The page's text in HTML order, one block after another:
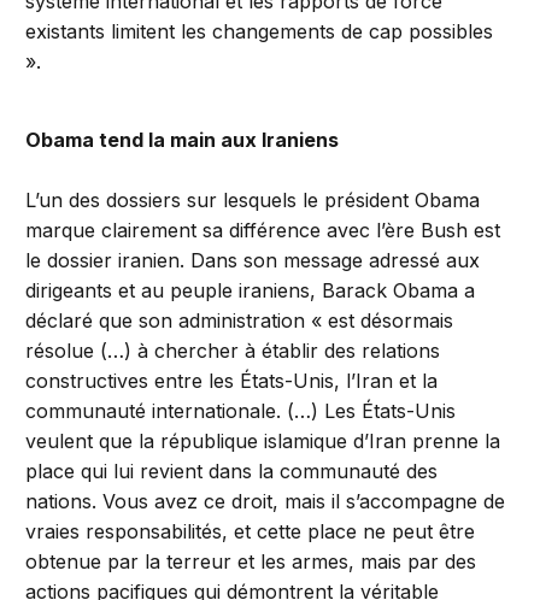
existants limitent les changements de cap possibles
».
Obama tend la main aux Iraniens
L’un des dossiers sur lesquels le président Obama
marque clairement sa différence avec l’ère Bush est
le dossier iranien. Dans son message adressé aux
dirigeants et au peuple iraniens, Barack Obama a
déclaré que son administration « est désormais
résolue (…) à chercher à établir des relations
constructives entre les États-Unis, l’Iran et la
communauté internationale. (…) Les États-Unis
veulent que la république islamique d’Iran prenne la
place qui lui revient dans la communauté des
nations. Vous avez ce droit, mais il s’accompagne de
vraies responsabilités, et cette place ne peut être
obtenue par la terreur et les armes, mais par des
actions pacifiques qui démontrent la véritable